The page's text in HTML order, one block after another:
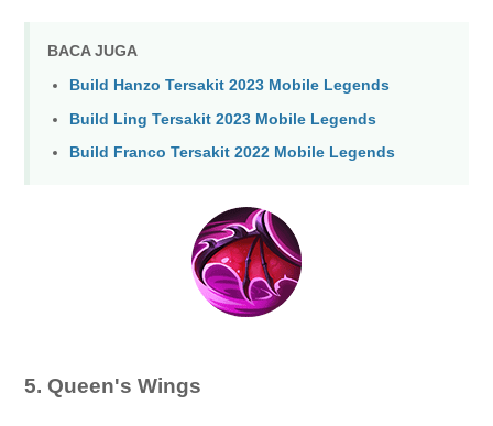
BACA JUGA
Build Hanzo Tersakit 2023 Mobile Legends
Build Ling Tersakit 2023 Mobile Legends
Build Franco Tersakit 2022 Mobile Legends
5. Queen's Wings